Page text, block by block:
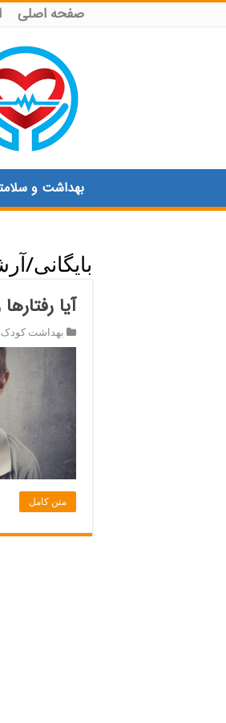
صفحه اصلی
بهداشت و
بایگانی/
آیا
بهداشت کودک
متن کامل